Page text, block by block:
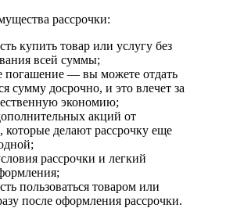
рассрочки:
купить товар или услугу без
всей суммы;
погашение — вы можете отдать
сумму досрочно, и это влечет за
экономию;
акций от
которые делают рассрочку еще
рассрочки и легкий
пользоваться товаром или
после оформления рассрочки.